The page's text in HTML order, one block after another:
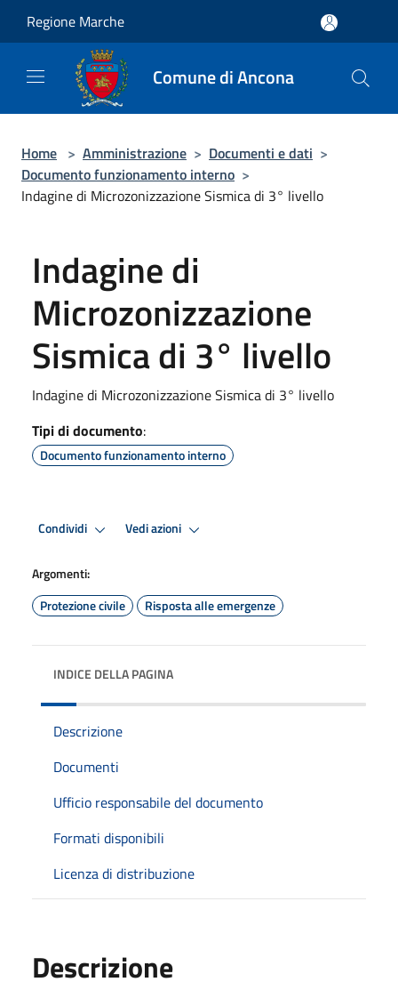
Regione Marche
Comune di Ancona
Home > Amministrazione > Documenti e dati >
Documento funzionamento interno >
Indagine di Microzonizzazione Sismica di 3° livello
Indagine di
Microzonizzazione
Sismica di 3° livello
Indagine di Microzonizzazione Sismica di 3° livello
Tipi di documento:
Documento funzionamento interno
Condividi Vedi azioni
Argomenti:
Protezione civile
Risposta alle emergenze
INDICE DELLA PAGINA
Descrizione
Documenti
Ufficio responsabile del documento
Formati disponibili
Licenza di distribuzione
Descrizione